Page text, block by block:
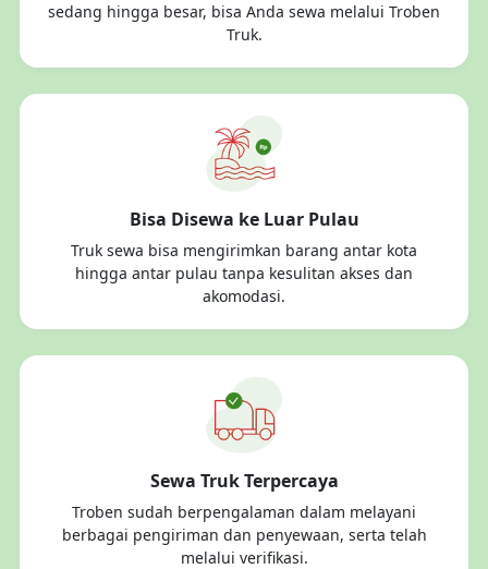
sedang hingga besar, bisa Anda sewa melalui Troben
Truk.
Bisa Disewa ke Luar Pulau
Truk sewa bisa mengirimkan barang antar kota
hingga antar pulau tanpa kesulitan akses dan
akomodasi.
Sewa Truk Terpercaya
Troben sudah berpengalaman dalam melayani
berbagai pengiriman dan penyewaan, serta telah
melalui verifikasi.